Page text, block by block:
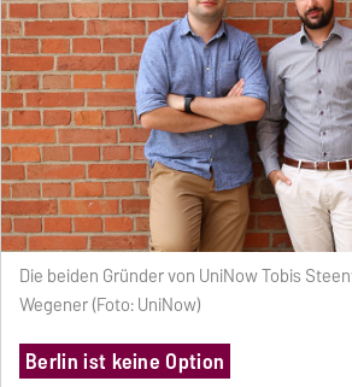
Die beiden Gründer von UniNow Tobis
Wegener (Foto: UniNow)
Berlin ist keine Option